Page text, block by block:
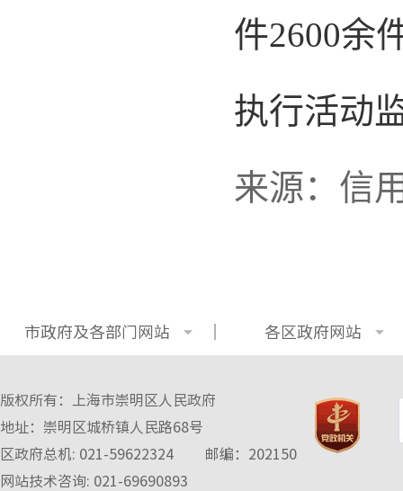
件2600余
执行活动
来源：信
市政府及各部门网站 各区政府网站
版权所有：上海市崇明区人民政府
地址：崇明区城桥镇人民路68号
区政府总机: 021-59622324
邮编：202150
网站技术咨询: 021-69690893